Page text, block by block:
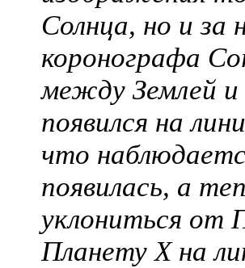
Солнца, но и за
коронографа
между Землей
появился на
что
появилась, а
уклониться от
Планету X на